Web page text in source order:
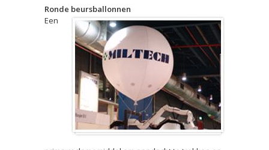
Ronde beursballonnen
Een